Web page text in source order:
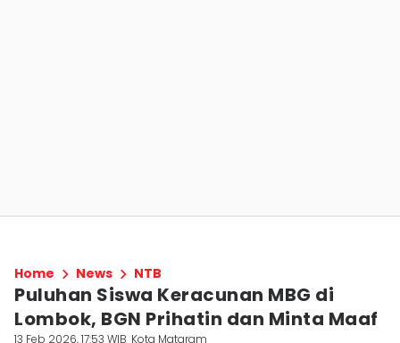
Home News NTB
Puluhan Siswa Keracunan MBG di
Lombok, BGN Prihatin dan Minta Maaf
13 Feb 2026, 17:53 WIB Kota Mataram